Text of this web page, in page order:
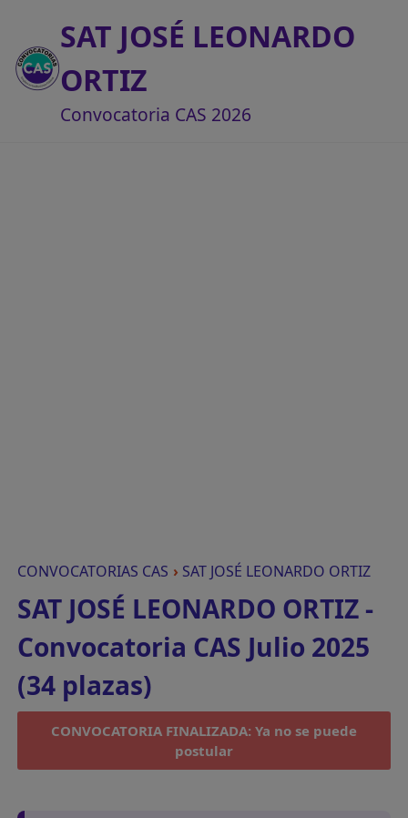
SAT JOSÉ LEONARDO
ORTIZ
Convocatoria CAS 2026
CONVOCATORIAS CAS › SAT JOSÉ LEONARDO ORTIZ
SAT JOSÉ LEONARDO ORTIZ -
Convocatoria CAS Julio 2025
(34 plazas)
CONVOCATORIA FINALIZADA: Ya no se puede
postular